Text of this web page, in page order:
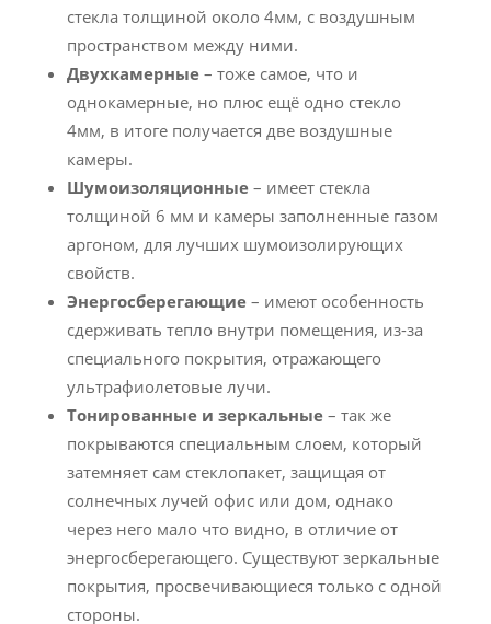
стекла толщиной около 4мм, с воздушным
пространством между ними.
Двухкамерные– тоже самое, что и
однокамерные, но плюс ещё одно стекло
4мм, в итоге получается две воздушные
камеры.
Шумоизоляционные– имеет стекла
толщиной 6 мм и камеры заполненные газом
аргоном, для лучших шумоизолирующих
свойств.
Энергосберегающие– имеют особенность
сдерживать тепло внутри помещения, из-за
специального покрытия, отражающего
ультрафиолетовые лучи.
Тонированные и зеркальные– так же
покрываются специальным слоем, который
затемняет сам стеклопакет, защищая от
солнечных лучей офис или дом, однако
через него мало что видно, в отличие от
энергосберегающего. Существуют зеркальные
покрытия, просвечивающиеся только с одной
стороны.